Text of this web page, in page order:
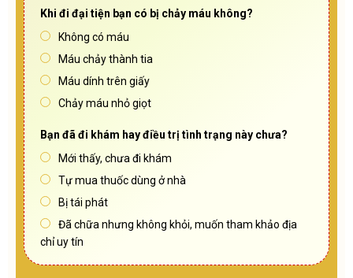
Khi đi đại tiện bạn có bị chảy máu không?
Không có máu
Máu chảy thành tia
Máu dính trên giấy
Chảy máu nhỏ giọt
Bạn đã đi khám hay điều trị tình trạng này chưa?
Mới thấy, chưa đi khám
Tự mua thuốc dùng ở nhà
Bị tái phát
Đã chữa nhưng không khỏi, muốn tham khảo địa
chỉ uy tín